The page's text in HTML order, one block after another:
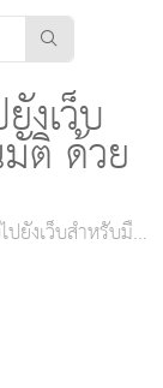
งเว็บ
ติ ด้วย
ปยังเว็บสำหรับมือ